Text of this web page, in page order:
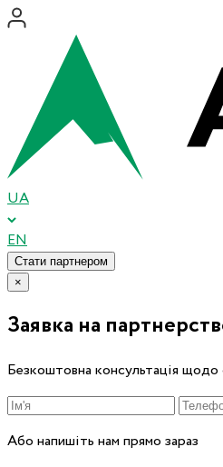
UA
EN
Стати партнером
×
Заявка на
Безкоштовна консультація
Або напишіть нам прямо зараз